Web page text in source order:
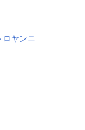
ロヤンニ